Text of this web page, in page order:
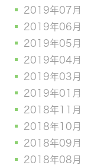
2019年07月
2019年06月
2019年05月
2019年04月
2019年03月
2019年01月
2018年11月
2018年10月
2018年09月
2018年08月